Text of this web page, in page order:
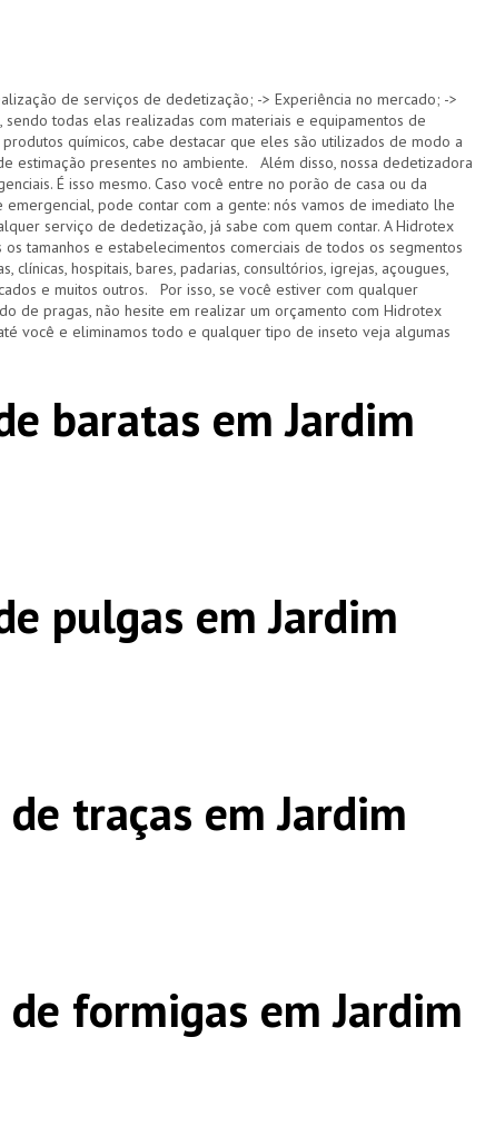
de serviços de dedetização; -> Experiência no mercado; ->
todas elas realizadas com materiais e equipamentos de
químicos, cabe destacar que eles são utilizados de modo a
estimação presentes no ambiente. Além disso, nossa dedetizadora
É isso mesmo. Caso você entre no porão de casa ou da
pode contar com a gente: nós vamos de imediato lhe
serviço de dedetização, já sabe com quem contar. A Hidrotex
tamanhos e estabelecimentos comerciais de todos os segmentos
clínicas, hospitais, bares, padarias, consultórios, igrejas, açougues,
e muitos outros. Por isso, se você estiver com qualquer
de pragas, não hesite em realizar um orçamento com Hidrotex
você e eliminamos todo e qualquer tipo de inseto veja algumas
baratas em Jardim
pulgas em Jardim
traças em Jardim
formigas em Jardim